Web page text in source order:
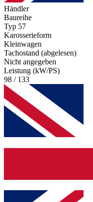
Händler
Baureihe
Typ 57
Karosserieform
Kleinwagen
Tachostand (abgelesen)
Nicht angegeben
Leistung (kW/PS)
98 / 133